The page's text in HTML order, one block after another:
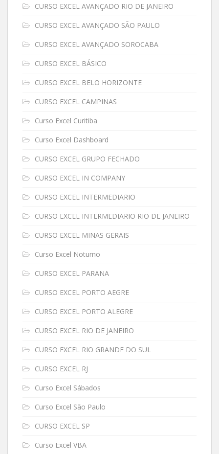
CURSO EXCEL AVANÇADO RIO DE JANEIRO
CURSO EXCEL AVANÇADO SÃO PAULO
CURSO EXCEL AVANÇADO SOROCABA
CURSO EXCEL BÁSICO
CURSO EXCEL BELO HORIZONTE
CURSO EXCEL CAMPINAS
Curso Excel Curitiba
Curso Excel Dashboard
CURSO EXCEL GRUPO FECHADO
CURSO EXCEL IN COMPANY
CURSO EXCEL INTERMEDIARIO
CURSO EXCEL INTERMEDIARIO RIO DE JANEIRO
CURSO EXCEL MINAS GERAIS
Curso Excel Noturno
CURSO EXCEL PARANA
CURSO EXCEL PORTO AEGRE
CURSO EXCEL PORTO ALEGRE
CURSO EXCEL RIO DE JANEIRO
CURSO EXCEL RIO GRANDE DO SUL
CURSO EXCEL RJ
Curso Excel Sábados
Curso Excel São Paulo
CURSO EXCEL SP
Curso Excel VBA